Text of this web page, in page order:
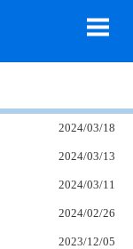
2024/03/18
2024/03/13
2024/03/11
2024/02/26
2023/12/05